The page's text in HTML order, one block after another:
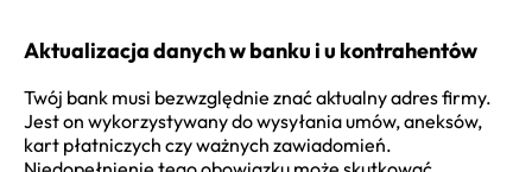
Aktualizacja danych w banku i u kontrahentów
Twój bank musi bezwzględnie znać aktualny adres firmy.
Jest on wykorzystywany do wysyłania umów, aneksów,
kart płatniczych czy ważnych zawiadomień.